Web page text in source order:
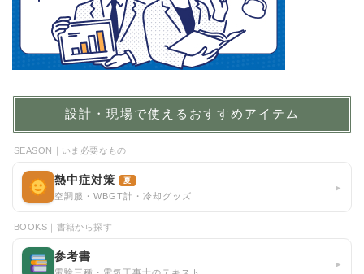
設計・現場で使えるおすすめアイテム
SEASON｜いま必要なもの
熱中症対策 夏
空調服・WBGT計・冷却グッズ
▸
BOOKS｜書籍から探す
参考書
電験三種・電気工事士のテキスト
▸